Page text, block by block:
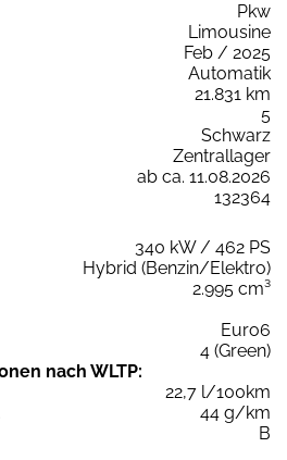
Pkw
Limousine
Feb / 2025
Automatik
21.831 km
5
Schwarz
Zentrallager
ab ca. 11.08.2026
132364
340 kW / 462 PS
Hybrid (Benzin/Elektro)
2.995 cm³
Euro6
4 (Green)
nach WLTP:
22,7 l/100km
44 g/km
B